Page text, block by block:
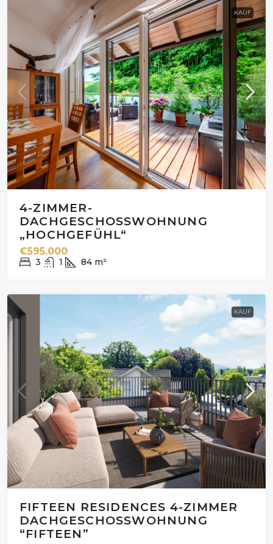
KAUF
4-ZIMMER-
DACHGESCHOSSWOHNUNG
„HOCHGEFÜHL“
€595.000
3 1 84 m²
KAUF
FIFTEEN RESIDENCES 4-ZIMMER
DACHGESCHOSSWOHNUNG
“FIFTEEN”